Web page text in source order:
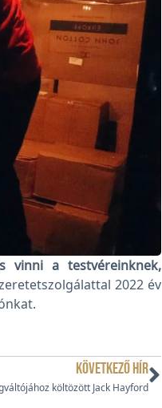
vinni a testvéreinknek,
2022 év
KÖVETKEZŐ HÍR
költözött Jack Hayford